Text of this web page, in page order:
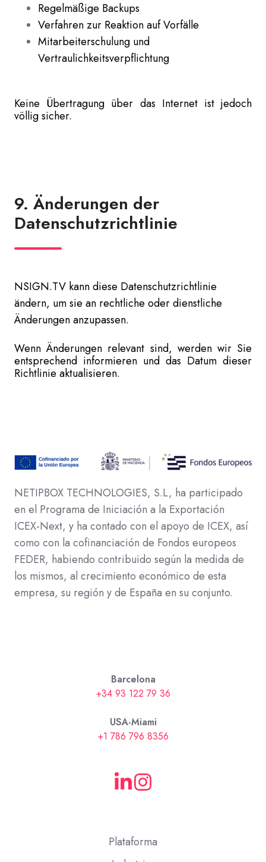
Regelmäßige Backups
Verfahren zur Reaktion auf Vorfälle
Mitarbeiterschulung und
Vertraulichkeitsverpflichtung
Keine Übertragung über das Internet ist jedoch
völlig sicher.
9. Änderungen der
Datenschutzrichtlinie
NSIGN.TV kann diese Datenschutzrichtlinie
ändern, um sie an rechtliche oder dienstliche
Änderungen anzupassen.
Wenn Änderungen relevant sind, werden wir Sie
entsprechend informieren und das Datum dieser
Richtlinie aktualisieren.
NETIPBOX TECHNOLOGIES, S.L, ha participado
en el Programa de Iniciación a la Exportación
ICEX-Next, y ha contado con el apoyo de ICEX, así
como con la cofinanciación de Fondos europeos
FEDER, habiendo contribuido según la medida de
los mismos, al crecimiento económico de esta
empresa, su región y de España en su conjunto.
Barcelona
+34 93 122 79 36
USA-Miami
+1 786 796 8356
Plataforma